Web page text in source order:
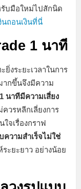
บมือใหม่ไปสักนิด
นถอนเงินที่นี่
1 นาที
ยิ่งระยะเวลาในการ
ากขึ้นจึงมีความ
นาทีมีความเสี่ยง
วรหลีกเลี่ยงการ
จเรื่องกราฟ
ความสำเร็จไม่ใช่
ะยะยาว อย่างน้อย